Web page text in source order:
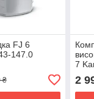
FJ 6
147.0
₴
7
2